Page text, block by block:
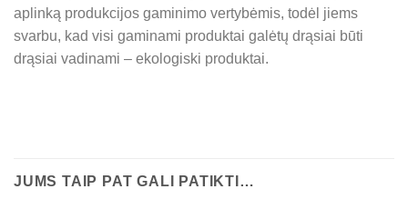
aplinką produkcijos gaminimo vertybėmis, todėl jiems
svarbu, kad visi gaminami produktai galėtų drąsiai būti
drąsiai vadinami – ekologiski produktai.
JUMS TAIP PAT GALI PATIKTI…